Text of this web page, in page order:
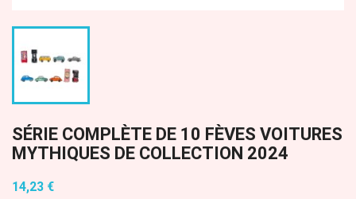
SÉRIE COMPLÈTE DE 10 FÈVES VOITURES
MYTHIQUES DE COLLECTION 2024
14,23 €